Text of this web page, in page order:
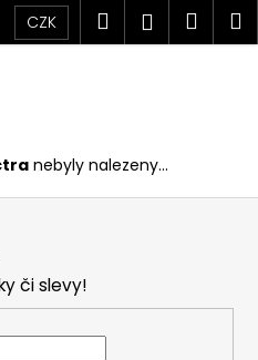
CZK Hledat
nebyly nalezeny...
či slevy!